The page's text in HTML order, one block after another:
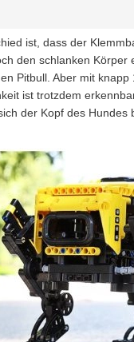
ist, dass der
den schlanken
Pitbull. Aber mit
ist trotzdem
der Kopf des